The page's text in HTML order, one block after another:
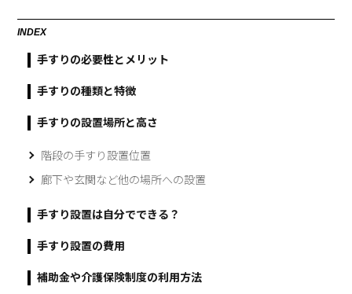
INDEX
手すりの必要性とメリット
手すりの種類と特徴
手すりの設置場所と高さ
階段の手すり設置位置
廊下や玄関など他の場所への設置
手すり設置は自分でできる？
手すり設置の費用
補助金や介護保険制度の利用方法